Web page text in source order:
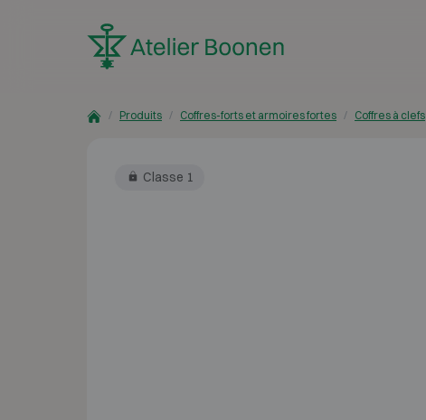
Produits Coffres-forts et armoires fortes Coffres à clefs
Classe 1